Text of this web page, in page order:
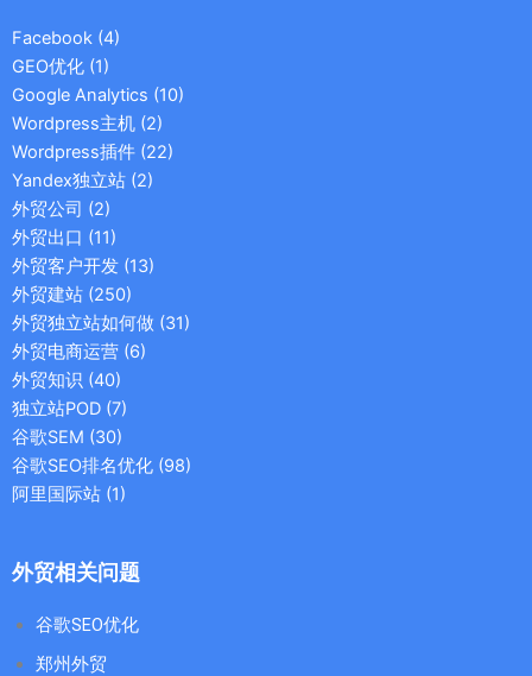
Facebook (4)
GEO优化 (1)
Google Analytics (10)
Wordpress主机 (2)
Wordpress插件 (22)
Yandex独立站 (2)
外贸公司 (2)
外贸出口 (11)
外贸客户开发 (13)
外贸建站 (250)
外贸独立站如何做 (31)
外贸电商运营 (6)
外贸知识 (40)
独立站POD (7)
谷歌SEM (30)
谷歌SEO排名优化 (98)
阿里国际站 (1)
外贸相关问题
谷歌SEO优化
郑州外贸